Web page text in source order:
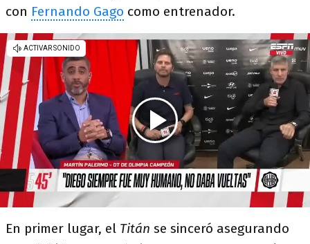
con Fernando Gago como entrenador.
En primer lugar, el Titán se sinceró asegurando